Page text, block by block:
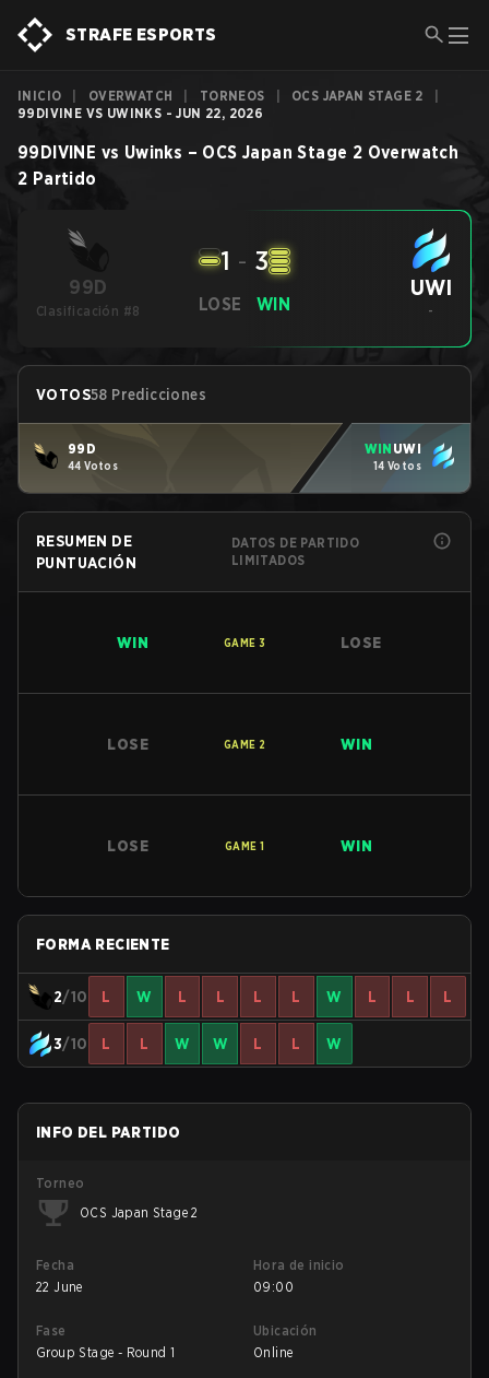
STRAFE ESPORTS
INICIO OVERWATCH TORNEOS OCS JAPAN STAGE 2
99DIVINE VS UWINKS - JUN 22, 2026
99DIVINE vs Uwinks – OCS Japan Stage 2 Overwatch
2 Partido
99D
Clasificación #8 LOSE
1 - 3
WIN
UWI
-
VOTOS58 Predicciones
99D
44 Votos
WIN UWI
14 Votos
RESUMEN DE
PUNTUACIÓN
DATOS DE PARTIDO
LIMITADOS
WIN GAME 3 LOSE
LOSE GAME 2 WIN
LOSE GAME 1 WIN
FORMA RECIENTE
2/10 L W L L L L W L L L
3/10 L L W W L L W
INFO DEL PARTIDO
Torneo
OCS Japan Stage 2
Fecha
22 June
Hora de inicio
09:00
Fase
Group Stage - Round 1
Ubicación
Online